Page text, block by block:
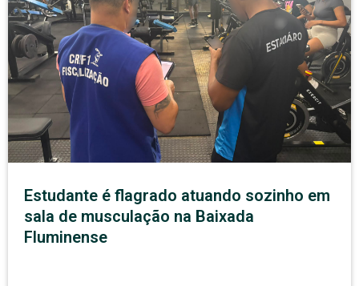
Estudante é flagrado atuando sozinho em
sala de musculação na Baixada
Fluminense